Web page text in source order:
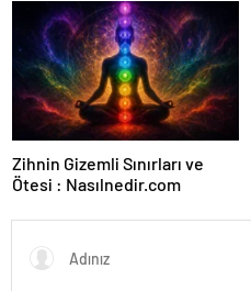
Zihnin Gizemli Sınırları ve
Ötesi : Nasılnedir.com